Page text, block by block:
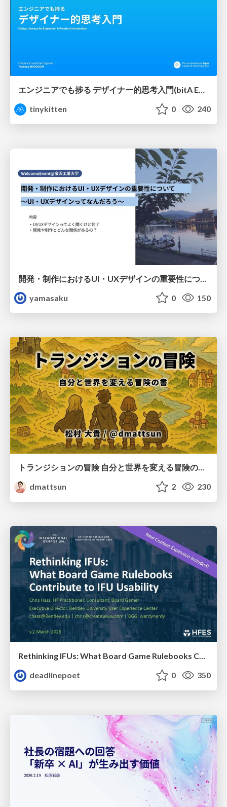
エンジニアでも捗る デザイナー的思考入門(bitA Edit 新ver)
tinykitten
0 240
yamasaku
0 150
トランジションの冒険 自分と世界を変える冒険の書 / Transition Adventure
dmattsun
2 230
Rethinking IFUs: What Board Game Rulebooks Contribute to IFU Usability
deadlinepoet
0 350